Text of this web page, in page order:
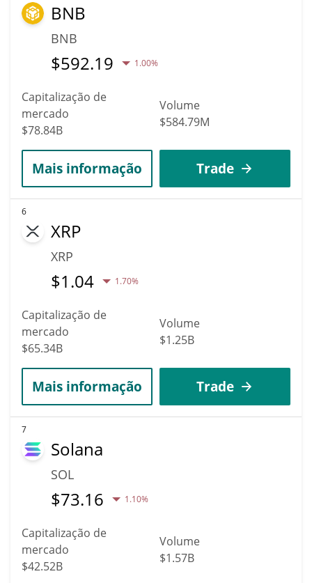
BNB
BNB
$592.19 1.00%
Capitalização de
mercado
$78.84B
Volume
$584.79M
Mais informação Trade
6
XRP
XRP
$1.04 1.70%
Capitalização de
mercado
$65.34B
Volume
$1.25B
Mais informação Trade
7
Solana
SOL
$73.16 1.10%
Capitalização de
mercado
$42.52B
Volume
$1.57B